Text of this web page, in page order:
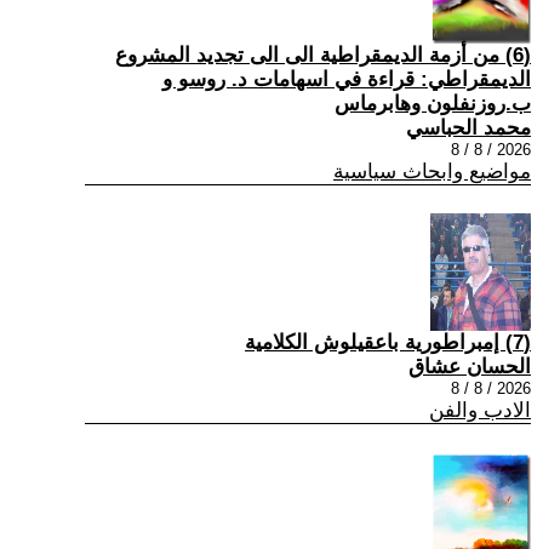
(6) من أزمة الديمقراطية الى الى تجديد المشروع
الديمقراطي: قراءة في اسهامات د. روسو و
ب.روزنفلون وهابرماس
محمد الحباسي
2026 / 8 / 8
مواضيع وابحاث سياسية
(7) إمبراطورية باعقيلوش الكلامية
الحسان عشاق
2026 / 8 / 8
الادب والفن